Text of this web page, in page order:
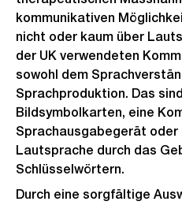
kommunikativen
nicht oder kaum über
der UK verwendeten
sowohl dem
Sprachproduktion. Das
Bildsymbolkarten, eine
Sprachausgabegerät oder
Lautsprache durch das
Schlüsselwörtern.
Durch eine sorgfältige